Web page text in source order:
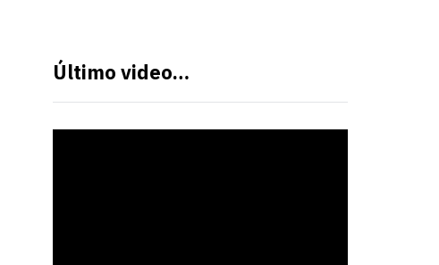
Último video…